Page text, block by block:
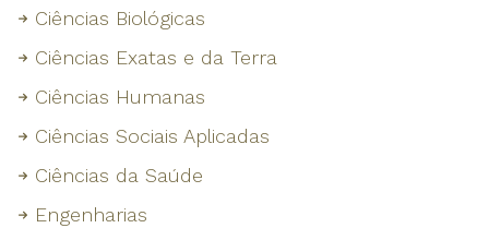
Ciências Biológicas
Ciências Exatas e da Terra
Ciências Humanas
Ciências Sociais Aplicadas
Ciências da Saúde
Engenharias